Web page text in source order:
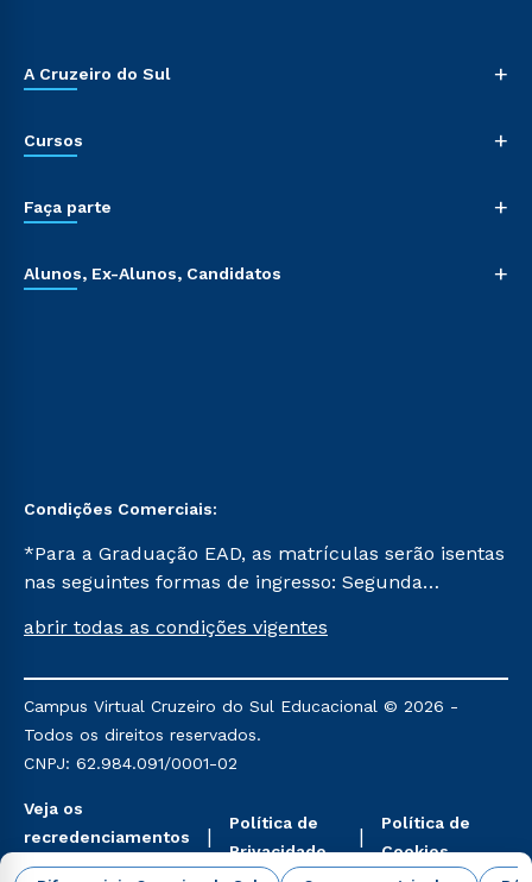
A Cruzeiro do Sul +
Cursos +
Faça parte +
Alunos, Ex-Alunos, Candidatos +
Condições Comerciais:
*Para a Graduação EAD, as matrículas serão isentas
nas seguintes formas de ingresso: Segunda
Já para as demais, a taxa de matrícula será de R$
mencionadas são referentes aos cursos: Ensino
Religioso, Geografia para a Docência e Metodologia
do Ensino de História: Questões Atuais.
abrir todas as condições vigentes
Campus Virtual Cruzeiro do Sul Educacional © 2026 -
Todos os direitos reservados.
CNPJ: 62.984.091/0001-02
Veja os
recredenciamentos
aqui
Política de
Privacidade
Política de
Cookies